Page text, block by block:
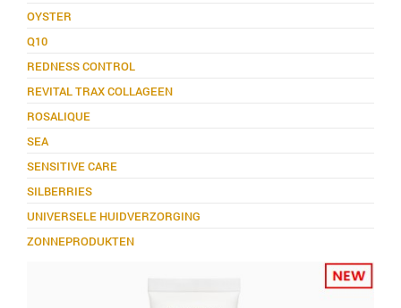
OYSTER
Q10
REDNESS CONTROL
REVITAL TRAX COLLAGEEN
ROSALIQUE
SEA
SENSITIVE CARE
SILBERRIES
UNIVERSELE HUIDVERZORGING
ZONNEPRODUKTEN